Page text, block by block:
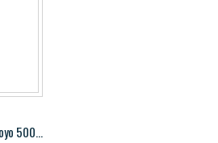
Pied à coulisse numérique AOS Mitutoyo 500-196-30